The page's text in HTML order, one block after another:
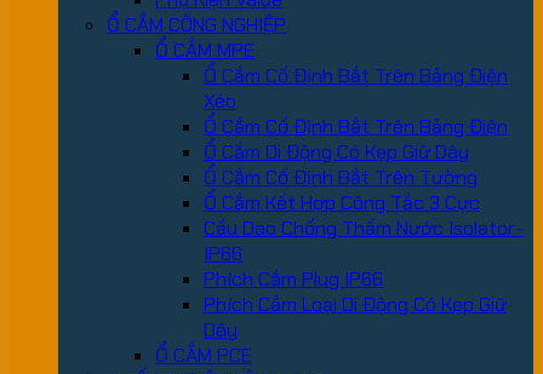
Ổ CẮM CÔNG NGHIỆP
Ổ CẮM MPE
Ổ Cắm Cố Định Bắt Trên Bảng Điện
Xéo
Ổ Cắm Cố Định Bắt Trên Bảng Điện
Ổ Cắm Di Động Có Kẹp Giữ Dây
Ổ Cắm Cố Định Bắt Trên Tường
Ổ Cắm Kết Hợp Công Tắc 3 Cực
Cầu Dao Chống Thấm Nước Isolator-
IP66
Phích Cắm Plug IP66
Phích Cắm Loại Di Động Có Kẹp Giữ
Dây
Ổ CẮM PCE